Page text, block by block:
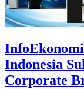
Indonesia
Corporate